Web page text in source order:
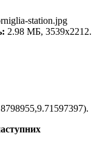
station.jpg
2.98 МБ, 3539x2212.